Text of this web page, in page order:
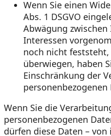
Wenn Sie einen
Abs. 1 DSGVO
Abwägung
Interessen
noch nicht
überwiegen, haben
Einschränkung der
Wenn Sie die
personenbezogenen
dürfen diese Daten –